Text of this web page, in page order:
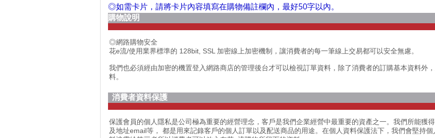
◎如需卡片，請將卡片內容填寫在購物備註欄內，最好50字以內。
購物說明
◎網路購物安全
花e流/使用業界標準的 128bit, SSL 加密線上加密機制，讓消費者的每一筆線上交易都可以安全無慮。
我們也必須經由加密的機置登入網路商店的管理後台才可以檢視訂單資料，除了消費者的訂購基本資料外
料。
消費者資料保護
保護會員的個人隱私是公司極為重要的經營理念，客戶是我們企業經營中最重要的資產之一。我們所能獲
及地址email等， 都是用來記錄客戶的個人訂單以及配送商品的用途。在個人資料保護法下，我們會堅持